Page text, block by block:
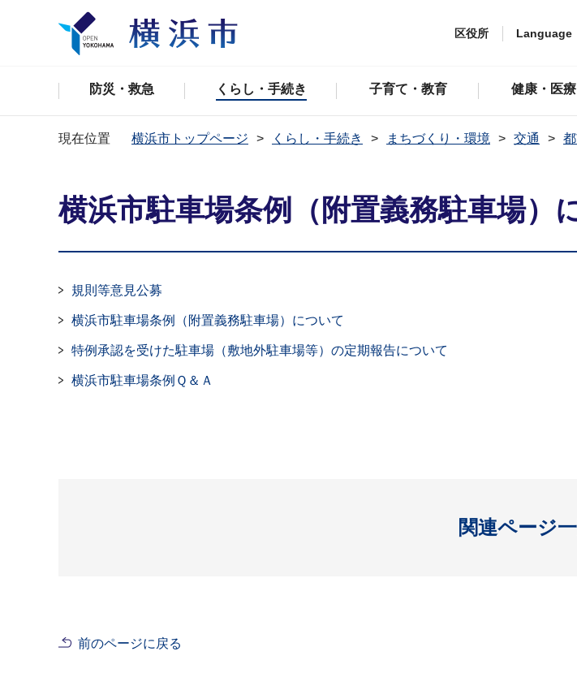
区役所 Language
防災・救急 くらし・手続き 子育て・教育 健康・医
現在位置 横浜市トップページ くらし・手続き まちづくり・環境 交通
横浜市駐車場条例（附置義務駐車場）
規則等意見公募
横浜市駐車場条例（附置義務駐車場）について
特例承認を受けた駐車場（敷地外駐車場等）の定期報告について
横浜市駐車場条例Ｑ＆Ａ
関連ページ
開
前のページに戻る